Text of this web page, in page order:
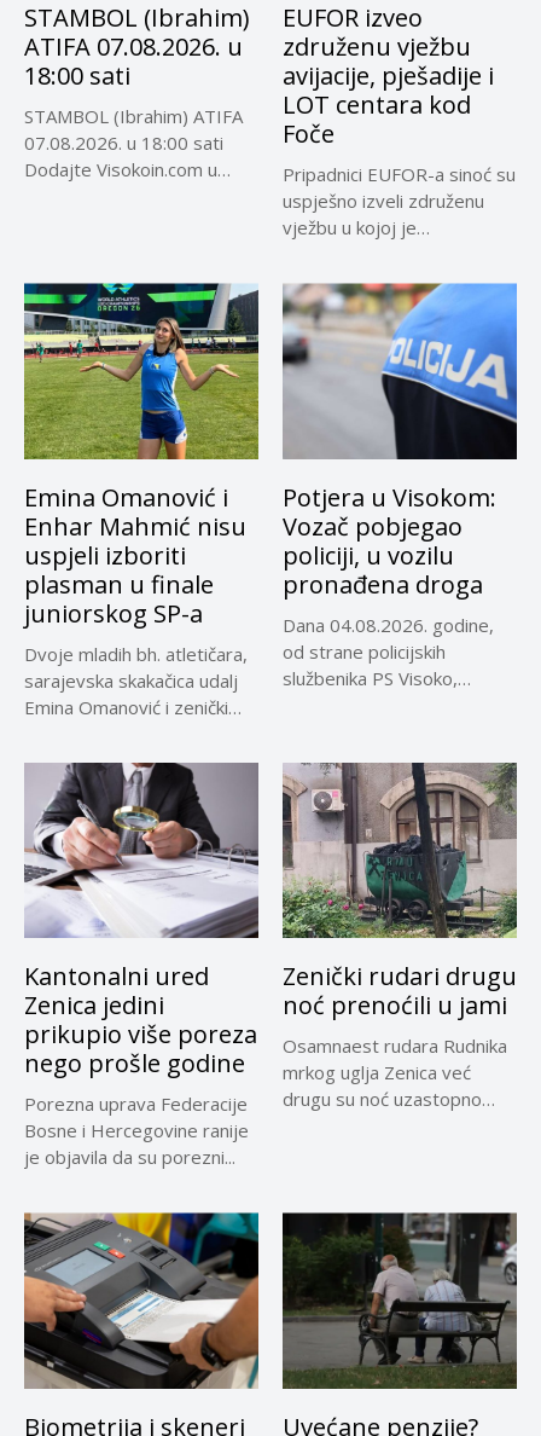
STAMBOL (Ibrahim)
ATIFA 07.08.2026. u
18:00 sati
STAMBOL (Ibrahim) ATIFA
07.08.2026. u 18:00 sati
Dodajte Visokoin.com u
EUFOR izveo
združenu vježbu
avijacije, pješadije i
LOT centara kod
Foče
Pripadnici EUFOR-a sinoć su
uspješno izveli združenu
vježbu u kojoj je
Emina Omanović i
Enhar Mahmić nisu
uspjeli izboriti
plasman u finale
juniorskog SP-a
Dvoje mladih bh. atletičara,
sarajevska skakačica udalj
Emina Omanović i zenički
Potjera u Visokom:
Vozač pobjegao
policiji, u vozilu
pronađena droga
Dana 04.08.2026. godine,
od strane policijskih
službenika PS Visoko,
Kantonalni ured
Zenica jedini
prikupio više poreza
nego prošle godine
Porezna uprava Federacije
Bosne i Hercegovine ranije
je objavila da su porezni...
Zenički rudari drugu
noć prenoćili u jami
Osamnaest rudara Rudnika
mrkog uglja Zenica već
drugu su noć uzastopno
Biometrija i skeneri Uvećane penzije?